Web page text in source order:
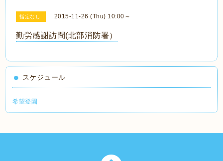
指定なし 2015-11-26 (Thu) 10:00～
勤労感謝訪問(北部消防署）
スケジュール
希望登園